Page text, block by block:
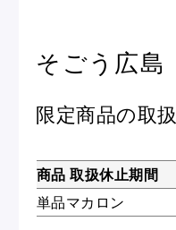
そごう広島
限定商品の取
商品 取扱休止期間
単品マカロン